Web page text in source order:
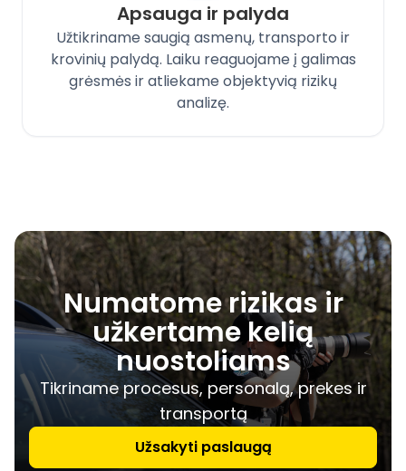
Apsauga ir palyda
Užtikriname saugią asmenų, transporto ir
krovinių palydą. Laiku reaguojame į galimas
grėsmės ir atliekame objektyvią rizikų
analizę.
Numatome rizikas ir
užkertame kelią
nuostoliams
Tikriname procesus, personalą, prekes ir
transportą
Užsakyti paslaugą